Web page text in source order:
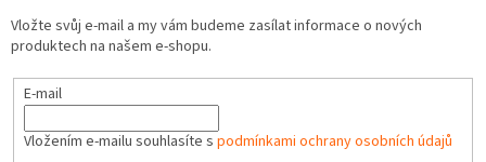
Vložte svůj e-mail a my vám budeme zasílat informace o nových
produktech na našem e-shopu.
E-mail
Vložením e-mailu souhlasíte s podmínkami ochrany osobních údajů